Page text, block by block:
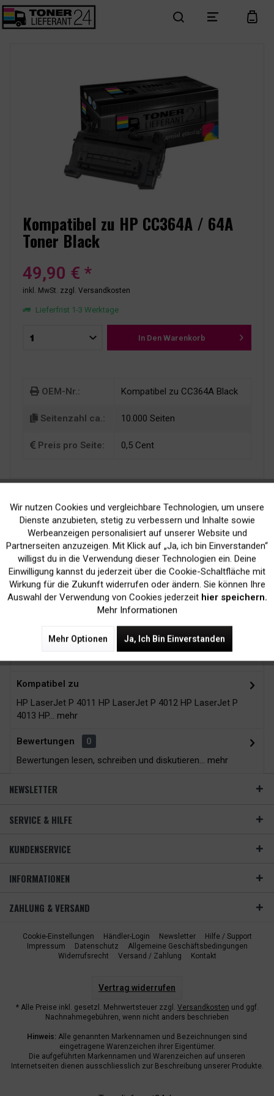
search menu cart
Kompatibel zu HP CC364A / 64A
Toner Black
49,90 € *
inkl. MwSt. zzgl. Versandkosten
Lieferfrist 1-3 Werktage
In Den Warenkorb
OEM-Nr.: Kompatibel zu CC364A Black
Seitenzahl ca.: 10.000 Seiten
Preis pro Seite: 0,5 Cent
Kein Verlust der
Druckergarantie
Versand innerhalb von
24H*
Kompatibel zu
HP LaserJet P 4011 HP LaserJet P 4012 HP LaserJet P
4013 HP... mehr
Bewertungen
0
Bewertungen lesen, schreiben und diskutieren... mehr
NEWSLETTER
SERVICE & HILFE
KUNDENSERVICE
INFORMATIONEN
ZAHLUNG & VERSAND
Cookie-Einstellungen Händler-Login Newsletter
Hilfe / Support
Impressum
Datenschutz
Allgemeine Geschäftsbedingungen
Widerrufsrecht
Versand / Zahlung Kontakt
Vertrag widerrufen
* Alle Preise inkl. gesetzl. Mehrwertsteuer zzgl. Versandkosten und ggf.
Nachnahmegebühren, wenn nicht anders beschrieben
Hinweis: Alle genannten Markennamen und Bezeichnungen sind
eingetragene Warenzeichen ihrer Eigentümer.
Die aufgeführten Markennamen und Warenzeichen auf unseren
Internetseiten dienen ausschliesslich zur Beschreibung unserer Produkte.
Funktionale Aktiv
Marketing Inaktiv
Tracking Inaktiv
Wir nutzen Cookies und vergleichbare Technologien, um unsere
Dienste anzubieten, stetig zu verbessern und Inhalte sowie
Werbeanzeigen personalisiert auf unserer Website und
Partnerseiten anzuzeigen. Mit Klick auf „Ja, ich bin Einverstanden“
willigst du in die Verwendung dieser Technologien ein. Deine
Einwilligung kannst du jederzeit über die Cookie-Schaltfläche mit
Wirkung für die Zukunft widerrufen oder ändern. Sie können Ihre
Auswahl der Verwendung von Cookies jederzeit hier speichern.
Mehr Informationen
Mehr Optionen Ja, Ich Bin Einverstanden